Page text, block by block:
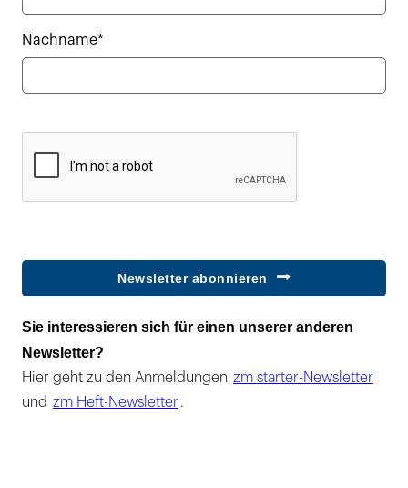
Nachname*
Newsletter abonnieren
Sie interessieren sich für einen unserer anderen
Newsletter?
Hier geht zu den Anmeldungen zm starter-Newsletter
und zm Heft-Newsletter .